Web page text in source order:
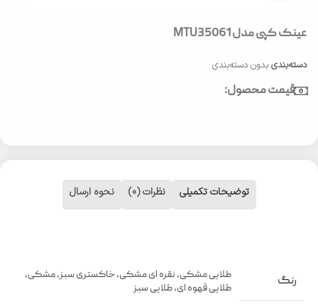
عینک کپی مدل MTU35061
دسته‌بندی بدون دسته‌بندی
قیمت محصول:
توضیحات تکمیلی نظرات (0) نحوه ارسال
رنگ طلایی مشکی, نقره ای مشکی,خاکستری سبز,مشکی,
طلایی قهوه ای,طلایی سبز